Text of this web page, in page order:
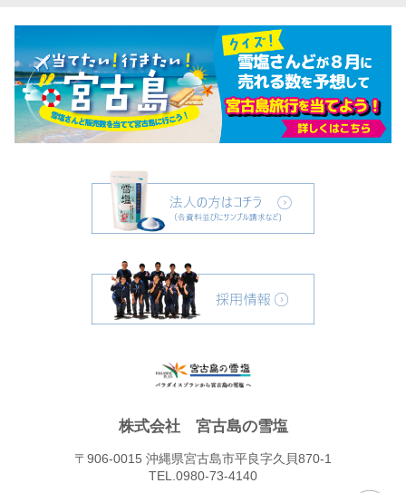
株式会社 宮古島の雪塩
〒906-0015 沖縄県宮古島市平良字久貝870-1
TEL.0980-73-4140